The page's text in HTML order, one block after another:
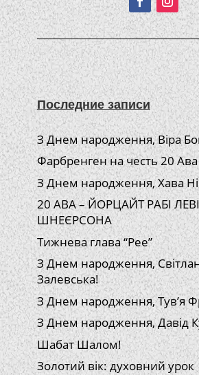
Последние записи
З Днем народження, Віра
Фарбренген на честь 20 Ава
З Днем народження, Хава
20 АВА – ЙОРЦАЙТ РАБІ
ШНЕЄРСОНА
Тижнева глава “Рее”
З Днем народження,
Залевська!
З Днем народження, Тув’я
З Днем народження, Давід
Шабат Шалом!
Золотий вік: духовний урок